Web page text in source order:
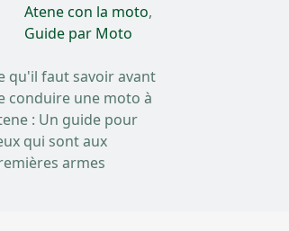
Atene con la moto,
Guide par Moto
qu'il faut savoir avant
conduire une moto à
: Un guide pour
qui sont aux
armes